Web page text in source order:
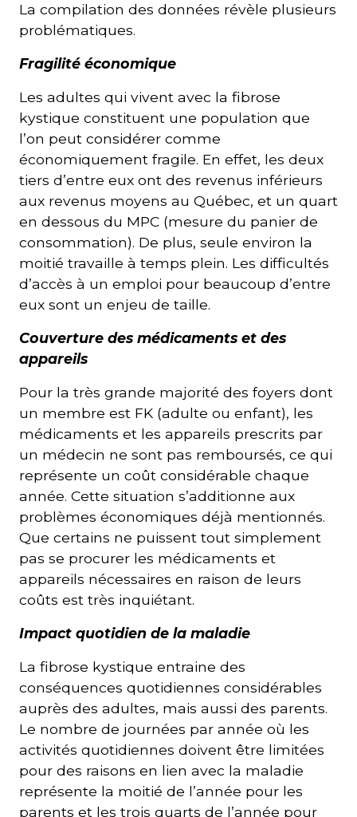
La compilation des données révèle plusieurs
problématiques.
Fragilité économique
Les adultes qui vivent avec la fibrose
kystique constituent une population que
l’on peut considérer comme
économiquement fragile. En effet, les deux
tiers d’entre eux ont des revenus inférieurs
aux revenus moyens au Québec, et un quart
en dessous du MPC (mesure du panier de
consommation). De plus, seule environ la
moitié travaille à temps plein. Les difficultés
d’accès à un emploi pour beaucoup d’entre
eux sont un enjeu de taille.
Couverture des médicaments et des
appareils
Pour la très grande majorité des foyers dont
un membre est FK (adulte ou enfant), les
médicaments et les appareils prescrits par
un médecin ne sont pas remboursés, ce qui
représente un coût considérable chaque
année. Cette situation s’additionne aux
problèmes économiques déjà mentionnés.
Que certains ne puissent tout simplement
pas se procurer les médicaments et
appareils nécessaires en raison de leurs
coûts est très inquiétant.
Impact quotidien de la maladie
La fibrose kystique entraine des
conséquences quotidiennes considérables
auprès des adultes, mais aussi des parents.
Le nombre de journées par année où les
activités quotidiennes doivent être limitées
pour des raisons en lien avec la maladie
représente la moitié de l’année pour les
parents et les trois quarts de l’année pour